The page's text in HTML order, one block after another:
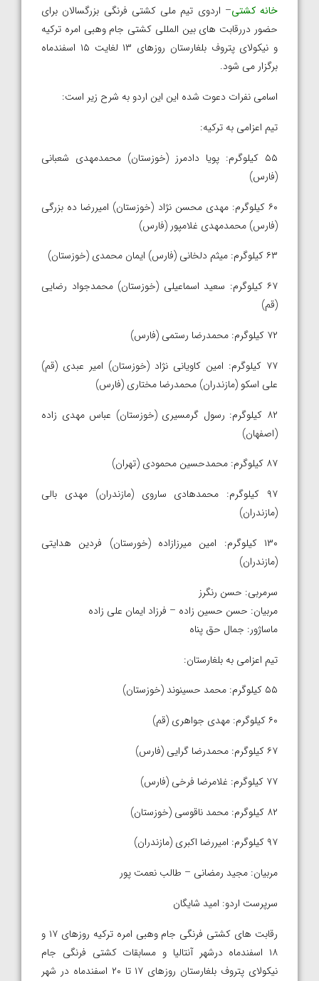
خانه کشتی– اردوی تیم ملی کشتی فرنگی بزرگسالان برای
حضور دررقابت های بین المللی کشتی جام وهبی امره ترکیه
و نیکولای پتروف بلغارستان روزهای ۱۳ لغایت ۱۵ اسفندماه
برگزار می شود.
اسامی نفرات دعوت شده این این اردو به شرح زیر است:
تیم اعزامی به ترکیه:
۵۵ کیلوگرم: پویا دادمرز (خوزستان) محمدمهدی شعبانی
(فارس)
۶۰ کیلوگرم: مهدی محسن نژاد (خوزستان) امیررضا ده بزرگی
(فارس) محمدمهدی غلامپور (فارس)
۶۳ کیلوگرم: میثم دلخانی (فارس) ایمان محمدی (خوزستان)
۶۷ کیلوگرم: سعید اسماعیلی (خوزستان) محمدجواد رضایی
(قم)
۷۲ کیلوگرم: محمدرضا رستمی (فارس)
۷۷ کیلوگرم: امین کاویانی نژاد (خوزستان) امیر عبدی (قم)
علی اسکو (مازندران) محمدرضا مختاری (فارس)
۸۲ کیلوگرم: رسول گرمسیری (خوزستان) عباس مهدی زاده
(اصفهان)
۸۷ کیلوگرم: محمدحسین محمودی (تهران)
۹۷ کیلوگرم: محمدهادی ساروی (مازندران) مهدی بالی
(مازندران)
۱۳۰ کیلوگرم: امین میرزازاده (خورستان) فردین هدایتی
(مازندران)
سرمربی: حسن رنگرز
مربیان: حسن حسین زاده – فرزاد ایمان علی زاده
ماساژور: جمال حق پناه
تیم اعزامی به بلغارستان:
۵۵ کیلوگرم: محمد حسینوند (خوزستان)
۶۰ کیلوگرم: مهدی جواهری (قم)
۶۷ کیلوگرم: محمدرضا گرایی (فارس)
۷۷ کیلوگرم: غلامرضا فرخی (فارس)
۸۲ کیلوگرم: محمد ناقوسی (خوزستان)
۹۷ کیلوگرم: امیررضا اکبری (مازندران)
مربیان: مجید رمضانی – طالب نعمت پور
سرپرست اردو: امید شایگان
رقابت های کشتی فرنگی جام وهبی امره ترکیه روزهای ۱۷ و
۱۸ اسفندماه درشهر آنتالیا و مسابقات کشتی فرنگی جام
نیکولای پتروف بلغارستان روزهای ۱۷ تا ۲۰ اسفندماه در شهر